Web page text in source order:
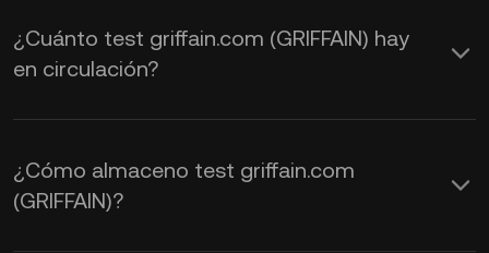
¿Cuánto test griffain.com (GRIFFAIN) hay
en circulación?
¿Cómo almaceno test griffain.com
(GRIFFAIN)?